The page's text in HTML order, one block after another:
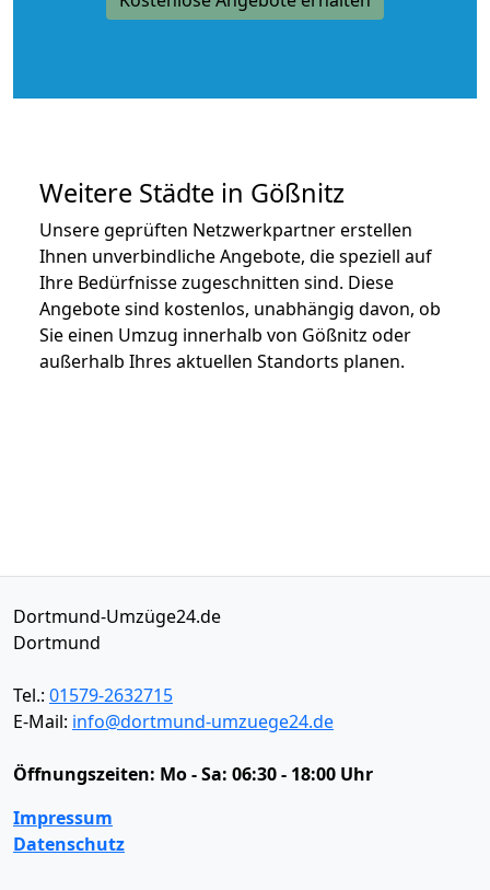
Weitere Städte in Gößnitz
Unsere geprüften Netzwerkpartner erstellen
Ihnen unverbindliche Angebote, die speziell auf
Ihre Bedürfnisse zugeschnitten sind. Diese
Angebote sind kostenlos, unabhängig davon, ob
Sie einen Umzug innerhalb von Gößnitz oder
außerhalb Ihres aktuellen Standorts planen.
Dortmund-Umzüge24.de
Dortmund
Tel.: 01579-2632715
E-Mail: info@dortmund-umzuege24.de
Öffnungszeiten: Mo - Sa: 06:30 - 18:00 Uhr
Impressum
Datenschutz